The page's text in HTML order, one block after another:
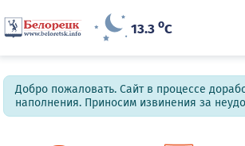
13.3oC
Добро пожаловать. Сайт в процессе
наполнения. Приносим извинения за